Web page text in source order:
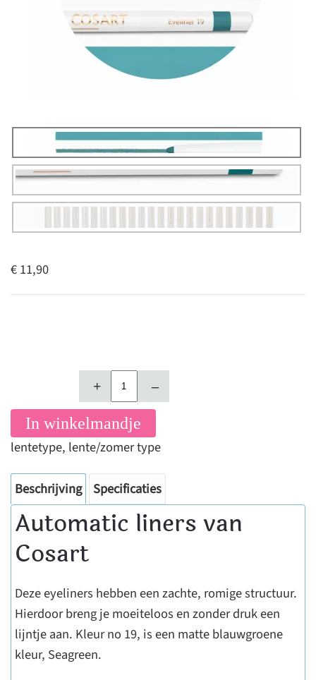
€ 11,90
+ –
In winkelmandje
lentetype, lente/zomer type
Beschrijving Specificaties
Automatic liners van
Cosart
Deze eyeliners hebben een zachte, romige structuur.
Hierdoor breng je moeiteloos en zonder druk een
lijntje aan. Kleur no 19, is een matte blauwgroene
kleur, Seagreen.